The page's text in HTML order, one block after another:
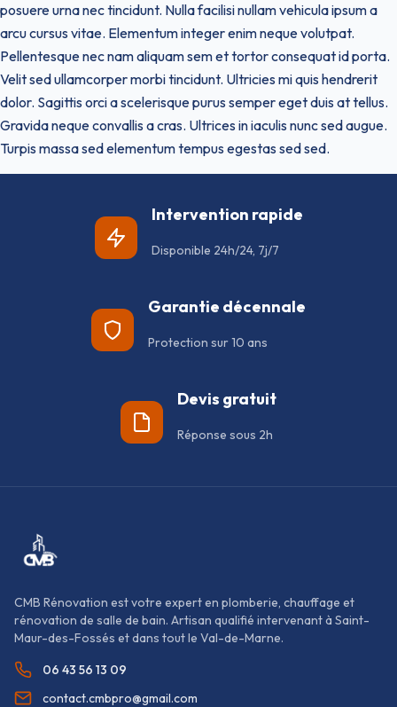
posuere urna nec tincidunt. Nulla facilisi nullam vehicula ipsum a
arcu cursus vitae. Elementum integer enim neque volutpat.
Pellentesque nec nam aliquam sem et tortor consequat id porta.
Velit sed ullamcorper morbi tincidunt. Ultricies mi quis hendrerit
dolor. Sagittis orci a scelerisque purus semper eget duis at tellus.
Gravida neque convallis a cras. Ultrices in iaculis nunc sed augue.
Turpis massa sed elementum tempus egestas sed sed.
Intervention rapide
Disponible 24h/24, 7j/7
Garantie décennale
Protection sur 10 ans
Devis gratuit
Réponse sous 2h
CMB Rénovation est votre expert en plomberie, chauffage et
rénovation de salle de bain. Artisan qualifié intervenant à Saint-
Maur-des-Fossés et dans tout le Val-de-Marne.
06 43 56 13 09
contact.cmbpro@gmail.com